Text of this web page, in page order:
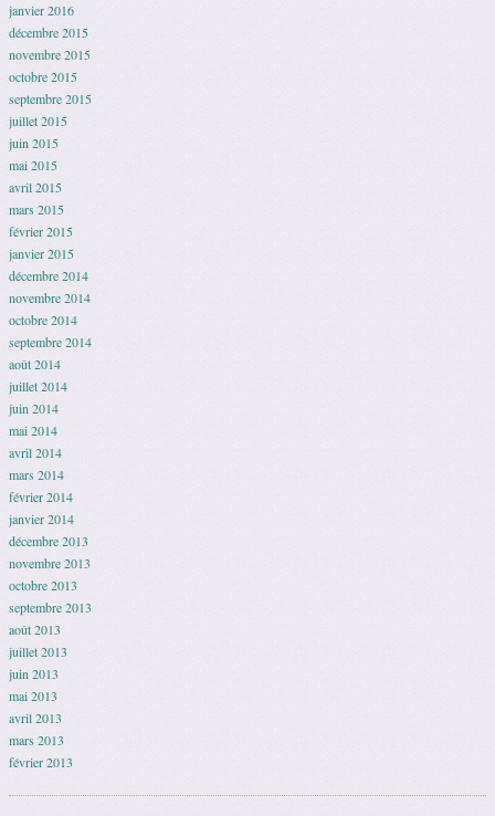
janvier 2016
décembre 2015
novembre 2015
octobre 2015
septembre 2015
juillet 2015
juin 2015
mai 2015
avril 2015
mars 2015
février 2015
janvier 2015
décembre 2014
novembre 2014
octobre 2014
septembre 2014
août 2014
juillet 2014
juin 2014
mai 2014
avril 2014
mars 2014
février 2014
janvier 2014
décembre 2013
novembre 2013
octobre 2013
septembre 2013
août 2013
juillet 2013
juin 2013
mai 2013
avril 2013
mars 2013
février 2013